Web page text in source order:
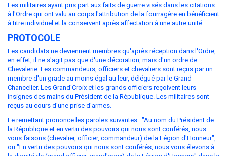
Les militaires ayant pris part aux faits de guerre visés dans les citations
à l'Ordre qui ont valu au corps l'attribution de la fourragère en bénéficient
à titre individuel et la conservent après affectation à une autre unité.
PROTOCOLE
Les candidats ne deviennent membres qu'après réception dans l'Ordre,
en effet, il ne s'agit pas que d'une décoration, mais d'un ordre de
Chevalerie. Les commandeurs, officiers et chevaliers sont reçus par un
membre d'un grade au moins égal au leur, délégué par le Grand
Chancelier. Les Grand'Croix et les grands officiers reçoivent leurs
insignes des mains du Président de la République. Les militaires sont
reçus au cours d'une prise d'armes.
Le remettant prononce les paroles suivantes : "Au nom du Président de
la République et en vertu des pouvoirs qui nous sont conférés, nous
vous faisons (chevalier, officier, commandeur) de la Légion d'Honneur",
ou "En vertu des pouvoirs qui nous sont conférés, nous vous élevons à